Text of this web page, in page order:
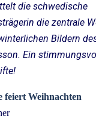
die schwedische
die zentrale
Bildern
Ein
feiert Weihnachten